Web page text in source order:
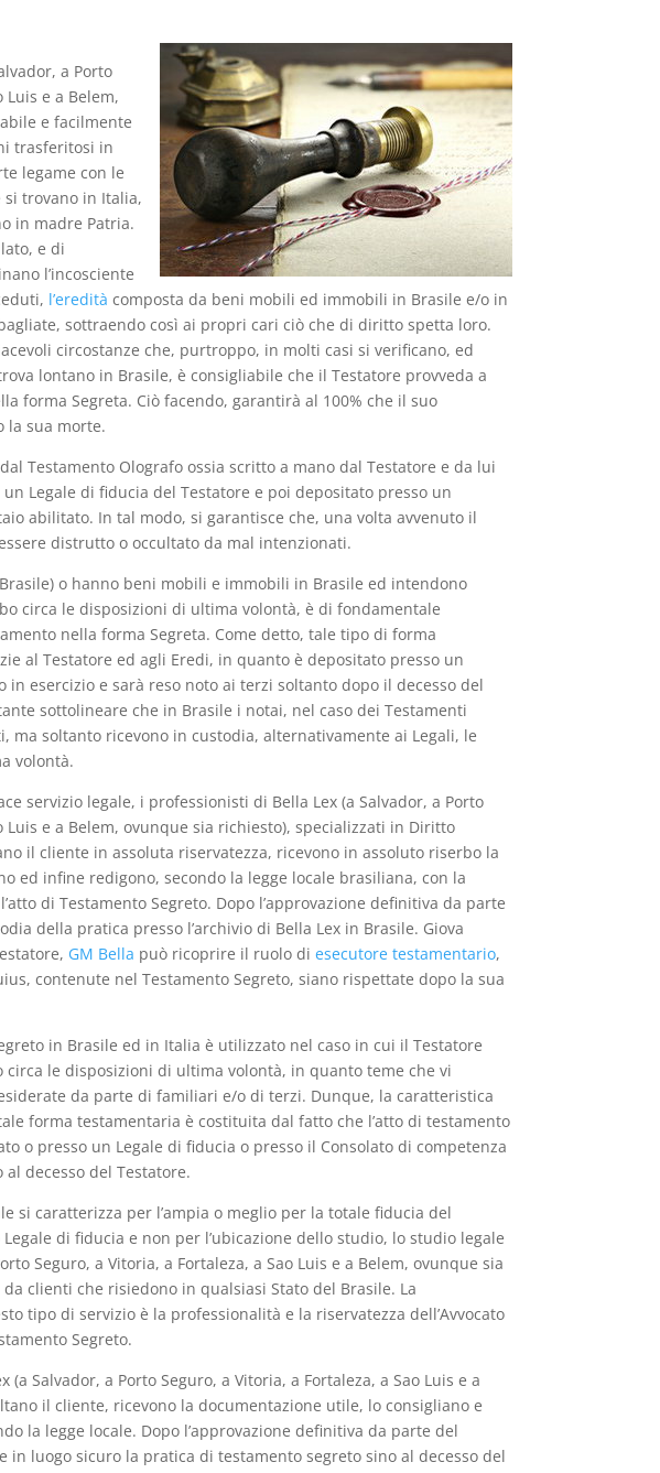
a Porto
Luis e a Belem,
e facilmente
trasferitosi in
legame con le
trovano in Italia,
in madre Patria.
e di
l’incosciente
l’eredità composta da beni mobili ed immobili in Brasile e/o in
sottraendo così ai propri cari ciò che di diritto spetta loro.
circostanze che, purtroppo, in molti casi si verificano, ed
lontano in Brasile, è consigliabile che il Testatore provveda a
forma Segreta. Ciò facendo, garantirà al 100% che il suo
la sua morte.
Testamento Olografo ossia scritto a mano dal Testatore e da lui
Legale di fiducia del Testatore e poi depositato presso un
abilitato. In tal modo, si garantisce che, una volta avvenuto il
distrutto o occultato da mal intenzionati.
o hanno beni mobili e immobili in Brasile ed intendono
circa le disposizioni di ultima volontà, è di fondamentale
nella forma Segreta. Come detto, tale tipo di forma
al Testatore ed agli Eredi, in quanto è depositato presso un
in esercizio e sarà reso noto ai terzi soltanto dopo il decesso del
sottolineare che in Brasile i notai, nel caso dei Testamenti
ma soltanto ricevono in custodia, alternativamente ai Legali, le
volontà.
servizio legale, i professionisti di Bella Lex (a Salvador, a Porto
Luis e a Belem, ovunque sia richiesto), specializzati in Diritto
il cliente in assoluta riservatezza, ricevono in assoluto riserbo la
ed infine redigono, secondo la legge locale brasiliana, con la
di Testamento Segreto. Dopo l’approvazione definitiva da parte
della pratica presso l’archivio di Bella Lex in Brasile. Giova
GM Bella può ricoprire il ruolo di esecutore testamentario,
contenute nel Testamento Segreto, siano rispettate dopo la sua
in Brasile ed in Italia è utilizzato nel caso in cui il Testatore
circa le disposizioni di ultima volontà, in quanto teme che vi
da parte di familiari e/o di terzi. Dunque, la caratteristica
forma testamentaria è costituita dal fatto che l’atto di testamento
o presso un Legale di fiducia o presso il Consolato di competenza
decesso del Testatore.
si caratterizza per l’ampia o meglio per la totale fiducia del
di fiducia e non per l’ubicazione dello studio, lo studio legale
Seguro, a Vitoria, a Fortaleza, a Sao Luis e a Belem, ovunque sia
clienti che risiedono in qualsiasi Stato del Brasile. La
tipo di servizio è la professionalità e la riservatezza dell’Avvocato
Segreto.
Salvador, a Porto Seguro, a Vitoria, a Fortaleza, a Sao Luis e a
il cliente, ricevono la documentazione utile, lo consigliano e
la legge locale. Dopo l’approvazione definitiva da parte del
in luogo sicuro la pratica di testamento segreto sino al decesso del